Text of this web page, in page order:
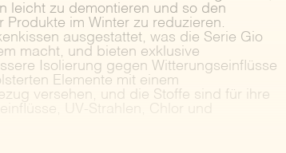
leicht zu demontieren und so den
im Winter zu reduzieren.
ausgestattet, was die Serie Gio
macht, und bieten exklusive
Isolierung gegen Witterungseinflüsse
Elemente mit einem
versehen, und die Stoffe sind für ihre
UV-Strahlen, Chlor und